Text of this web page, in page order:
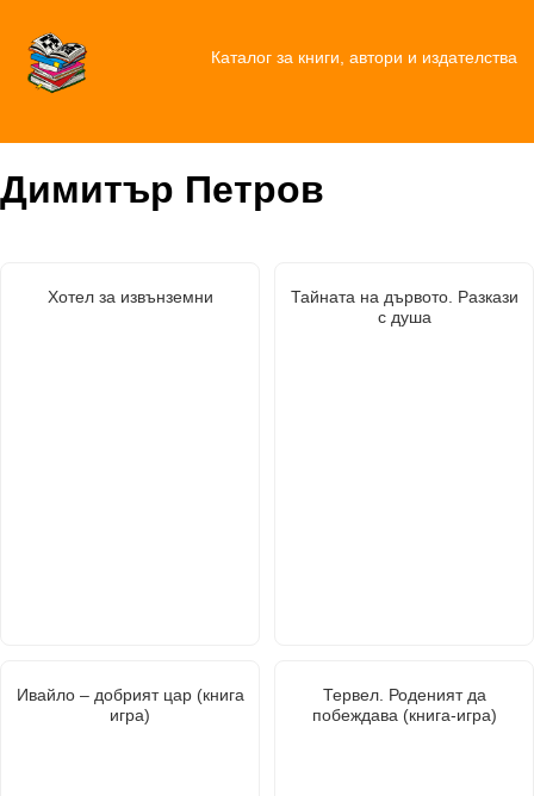
Каталог за книги, автори и издателства
Димитър Петров
Хотел за извънземни
Тайната на дървото. Разкази
с душа
Ивайло – добрият цар (книга
игра)
Тервел. Роденият да
побеждава (книга-игра)